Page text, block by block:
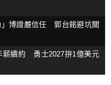
」博證嚴信任 郭台銘避坑關
薪續約 勇士2027拚1億美元